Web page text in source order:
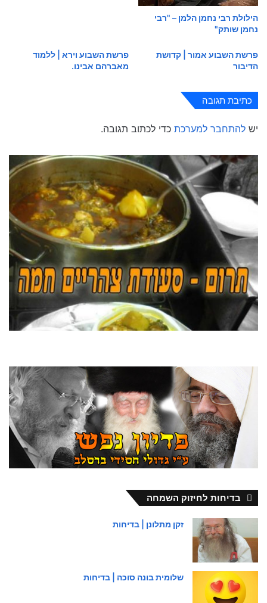
הילולת רבי נחמן הלמן – "רבי
נחמן שותק"
פרשת השבוע אמור | קדושת
הדיבור
פרשת השבוע וירא | ללמוד
מאברהם אבינו.
כתיבת תגובה
יש להתחבר למערכת כדי לכתוב תגובה.
בדיחות לחיזוק השמחה
זקן מתלונן | בדיחות
שלומית בונה סוכה | בדיחות